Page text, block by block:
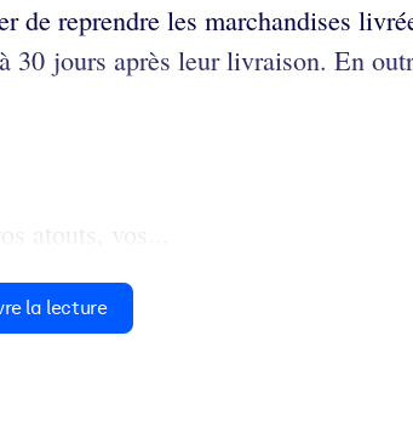
reprendre les marchandises
jours après leur livraison. En
atouts, vos...
la lecture